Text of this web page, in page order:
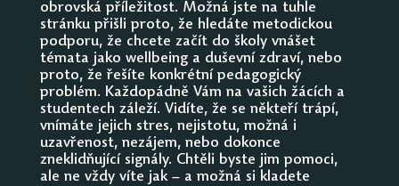
obrovská příležitost. Možná jste na tuhle
stránku přišli proto, že hledáte metodickou
podporu, že chcete začít do školy vnášet
témata jako wellbeing a duševní zdraví, nebo
proto, že řešíte konkrétní pedagogický
problém. Každopádně Vám na vašich žácích a
studentech záleží. Vidíte, že se někteří trápí,
vnímáte jejich stres, nejistotu, možná i
uzavřenost, nezájem, nebo dokonce
zneklidňující signály. Chtěli byste jim pomoci,
ale ne vždy víte jak – a možná si kladete